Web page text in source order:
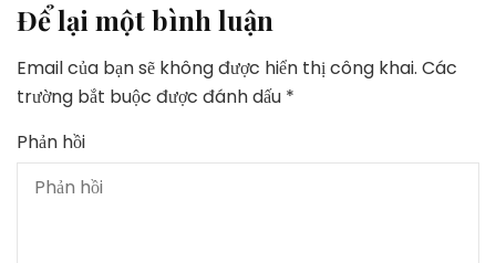
Để lại một bình luận
Email của bạn sẽ không được hiển thị công khai. Các
trường bắt buộc được đánh dấu *
Phản hồi